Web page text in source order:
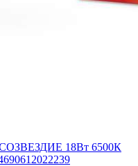
СОЗВЕЗДИЕ 18Вт 6500К